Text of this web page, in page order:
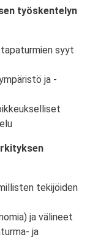
työskentelyn
syyt
ja -
tekijöiden
ja välineet
ja